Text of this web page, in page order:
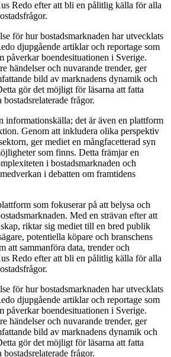
Redo efter att bli en pålitlig källa för alla
för hur bostadsmarknaden har utvecklats
djupgående artiklar och reportage som
påverkar boendesituationen i Sverige.
händelser och nuvarande trender, ger
bild av marknadens dynamik och
gör det möjligt för läsarna att fatta
frågor.
informationskälla; det är även en plattform
Genom att inkludera olika perspektiv
ger mediet en mångfacetterad syn
som finns. Detta främjar en
i bostadsmarknaden och
i debatten om framtidens
som fokuserar på att belysa och
Med en strävan efter att
riktar sig mediet till en bred publik
potentiella köpare och branschens
att sammanföra data, trender och
Redo efter att bli en pålitlig källa för alla
för hur bostadsmarknaden har utvecklats
djupgående artiklar och reportage som
påverkar boendesituationen i Sverige.
händelser och nuvarande trender, ger
bild av marknadens dynamik och
gör det möjligt för läsarna att fatta
frågor.